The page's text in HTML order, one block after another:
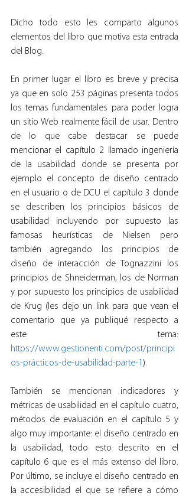
Dicho todo esto les comparto algunos
elementos del libro que motiva esta entrada
del Blog.
En primer lugar el libro es breve y precisa
ya que en solo 253 páginas presenta todos
los temas fundamentales para poder logra
un sitio Web realmente fácil de usar. Dentro
de lo que cabe destacar se puede
mencionar el capítulo 2 llamado ingeniería
de la usabilidad donde se presenta por
ejemplo el concepto de diseño centrado
en el usuario o de DCU el capítulo 3 donde
se describen los principios básicos de
usabilidad incluyendo por supuesto las
famosas heurísticas de Nielsen pero
también agregando los principios de
diseño de interacción de Tognazzini los
principios de Shneiderman, los de Norman
y por supuesto los principios de usabilidad
de Krug (les dejo un link para que vean el
comentario que ya publiqué respecto a
https://www.gestionenti.com/post/principi
os-prácticos-de-usabilidad-parte-1 ).
También se mencionan indicadores y
métricas de usabilidad en el capítulo cuatro,
métodos de evaluación en el capítulo 5 y
algo muy importante: el diseño centrado en
la usabilidad, todo esto descrito en el
capítulo 6 que es el más extenso del libro.
Por último, se incluye el diseño centrado en
la accesibilidad el que se refiere a cómo